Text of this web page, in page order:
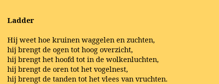
Ladder
Hij weet hoe kruinen waggelen en zuchten,
hij brengt de ogen tot hoog overzicht,
hij brengt het hoofd tot in de wolkenluchten,
hij brengt de oren tot het vogelnest,
hij brengt de tanden tot het vlees van vruchten.